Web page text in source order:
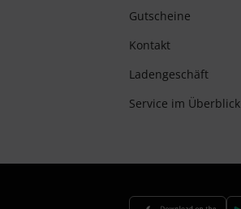
Gutscheine
Kontakt
Ladengeschäft
Service im Überblick